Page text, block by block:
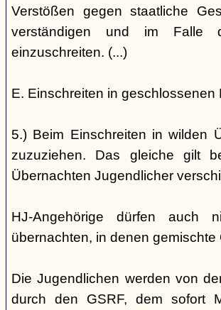
Verstößen gegen staatliche
verständigen und im Falle
einzuschreiten. (...)
E. Einschreiten in geschlossenen
5.) Beim Einschreiten in wilden
zuzuziehen. Das gleiche gilt
Übernachten Jugendlicher
HJ-Angehörige dürfen auch
übernachten, in denen
Die Jugendlichen werden von
durch den GSRF, dem sofort